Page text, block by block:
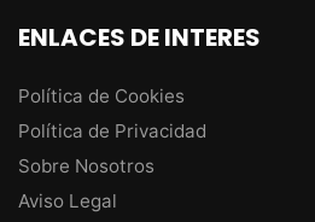
ENLACES DE INTERES
Política de Cookies
Política de Privacidad
Sobre Nosotros
Aviso Legal